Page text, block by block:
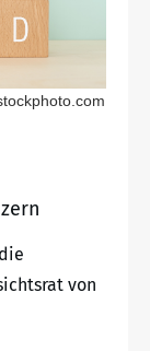
von